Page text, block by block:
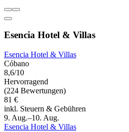
Esencia Hotel & Villas
Esencia Hotel & Villas
Cóbano
8,6/10
Hervorragend
(224 Bewertungen)
81 €
inkl. Steuern & Gebühren
9. Aug.–10. Aug.
Esencia Hotel & Villas